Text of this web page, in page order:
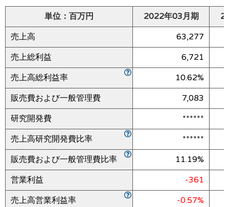
単位：百万円 2022年03月期
売上高
63,277
売上総利益
6,721
売上高総利益率
10.62%
販売費および一般管理費
7,083
研究開発費
******
売上高研究開発費比率
******
販売費および一般管理費比率
11.19%
営業利益
-361
売上高営業利益率
-0.57%